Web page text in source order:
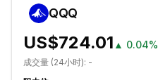
QQQ
US$724.01 ▲ 0.04%
成交量 (24小时): -